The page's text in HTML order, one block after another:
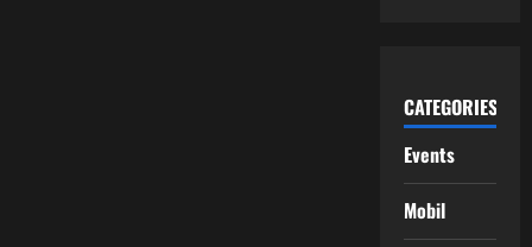
CATEGORIES
Events
Mobil